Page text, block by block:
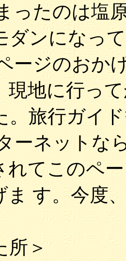
ったのは塩
ダンになっ
ージのおか
現地に行っ
。旅行ガイ
ーネットな
れてこのペ
ま す。今度
所＞